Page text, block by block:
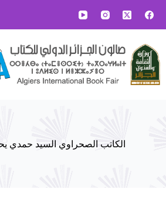
المحتوى
الكاتب الصحراوي السيد حمدي